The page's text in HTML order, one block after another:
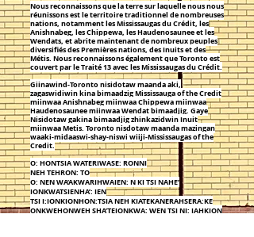
Nous reconnaissons que la terre sur laquelle nous nous
réunissons est le territoire traditionnel de nombreuses
nations, notamment les Mississaugas du Crédit, les
Anishnabeg, les Chippewa, les Haudenosaunee et les
Wendats, et abrite maintenant de nombreux peuples
diversifiés des Premières nations, des Inuits et des
Métis. Nous reconnaissons également que Toronto est
couvert par le Traité 13 avec les Mississaugas du Crédit.​
Giinawind-Toronto nisidotaw maanda aki,
zagaswidiwin kina bimaadzig Mississauga of the Credit
miinwaa Anishnabeg miinwaa Chippewa miinwaa
Haudenosaunee miinwaa Wendat bimaadjig. Gaye
Nisidotaw gakina bimaadjig zhinkazidwin Inuit
miinwaa Metis. Toronto nisdotaw maanda mazingan
waaki-midaaswi-shay-niswi wiiji-Mississaugas of the
Credit.
O: HONTSIA WATERIWASE: RONNI
NEH TEHRON: TO
O: NEN WA’AKWARIHWAIEN: N KI TSI NAHE’
IONKWATSIENHA’: IEN
TSI I:IONKIONHON:TSIA NEH KIATEKANERAHSERA:KE
ONKWEHONWEH SHA’TEIONKWA: WEN TSI NI: IAHKION